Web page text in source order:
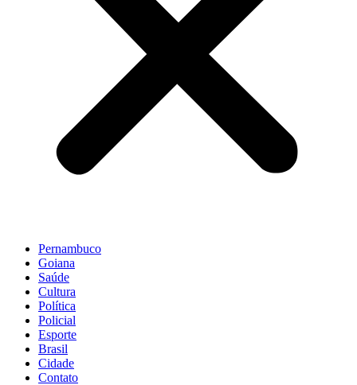
Pernambuco
Goiana
Saúde
Cultura
Política
Policial
Esporte
Brasil
Cidade
Contato